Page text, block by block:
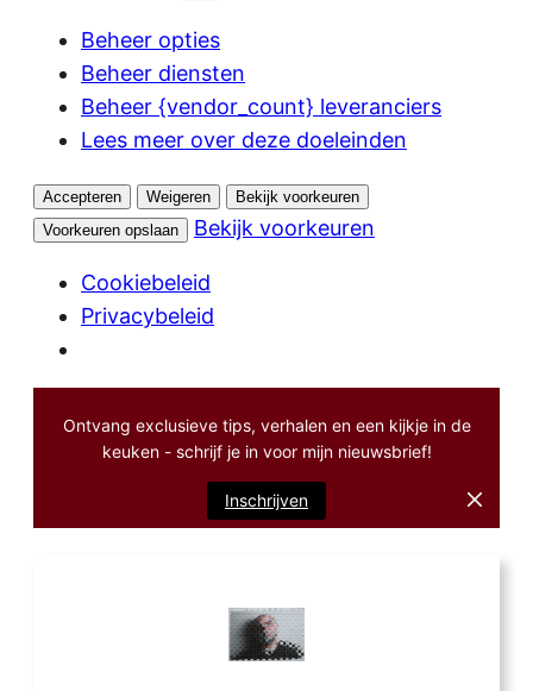
Beheer opties
Beheer diensten
Beheer {vendor_count} leveranciers
Lees meer over deze doeleinden
Accepteren Weigeren
Bekijk voorkeuren
Voorkeuren opslaan
Bekijk voorkeuren
Cookiebeleid
Privacybeleid
Ontvang exclusieve tips, verhalen en een kijkje in de
keuken - schrijf je in voor mijn nieuwsbrief!
Inschrijven